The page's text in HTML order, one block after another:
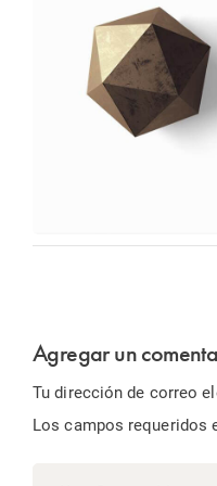
Agregar un
Tu dirección de correo
Los campos requeridos